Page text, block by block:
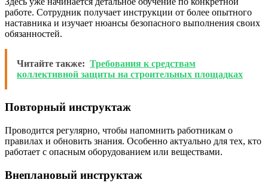
работе. Сотрудник получает инструкции от более опытного
наставника и изучает нюансы безопасного выполнения своих
обязанностей.
Читайте также: Требования к средствам
коллективной защиты на строительных площадках
Повторный инструктаж
Проводится регулярно, чтобы напомнить работникам о
правилах и обновить знания. Особенно актуально для тех, кто
работает с опасным оборудованием или веществами.
Внеплановый инструктаж